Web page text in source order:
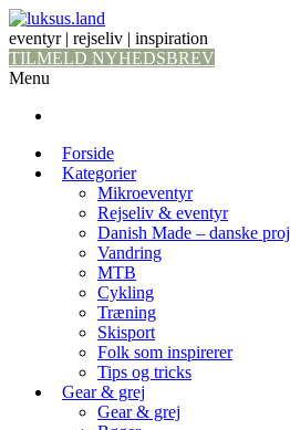
eventyr | rejseliv | inspiration
TILMELD NYHEDSBREV
Menu
Forside
Kategorier
Mikroeventyr
Rejseliv & eventyr
Danish Made – danske
Vandring
MTB
Cykling
Træning
Skisport
Folk som inspirerer
Tips og tricks
Gear & grej
Gear & grej